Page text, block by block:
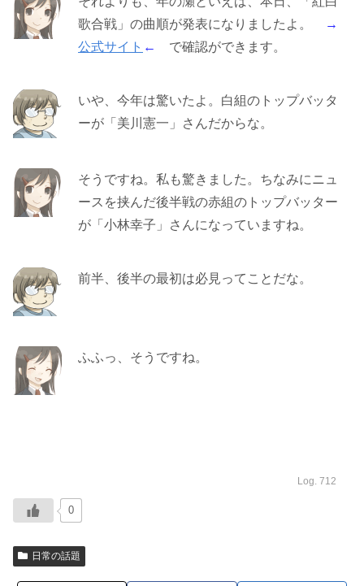
歌合戦」の曲順が発表になりましたよ。
→
公式サイト ← で確認ができます。
いや、今年は驚いたよ。白組のトップバッタ
ーが「美川憲一」さんだからな。
そうですね。私も驚きました。ちなみにニュ
ースを挟んだ後半戦の赤組のトップバッター
が「小林幸子」さんになっていますね。
前半、後半の最初は必見ってことだな。
ふふっ、そうですね。
Log. 712
0
日常の話題